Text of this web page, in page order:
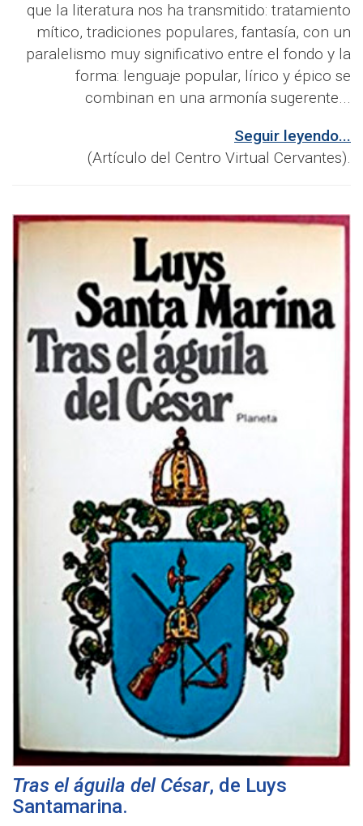
que la literatura nos ha transmitido: tratamiento
mítico, tradiciones populares, fantasía, con un
paralelismo muy significativo entre el fondo y la
forma: lenguaje popular, lírico y épico se
combinan en una armonía sugerente...
Seguir leyendo...
(Artículo del Centro Virtual Cervantes).
Tras el águila del César, de Luys
Santamarina.